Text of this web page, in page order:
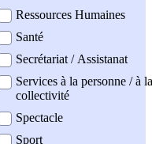
Ressources Humaines
Santé
Secrétariat / Assistanat
Services à la personne / à la
collectivité
Spectacle
Sport